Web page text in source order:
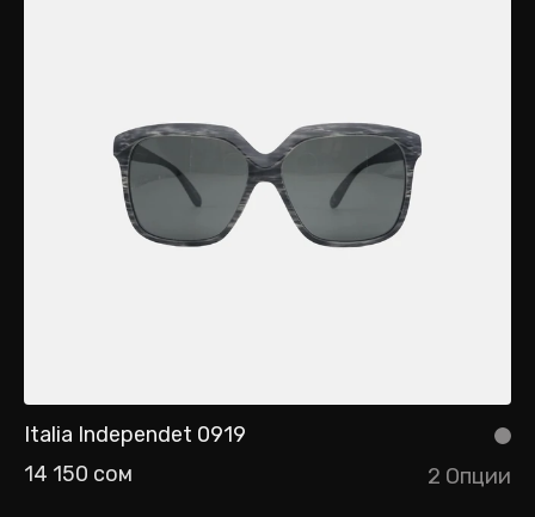
Italia Independet 0919
14 150 сом
2 Опции